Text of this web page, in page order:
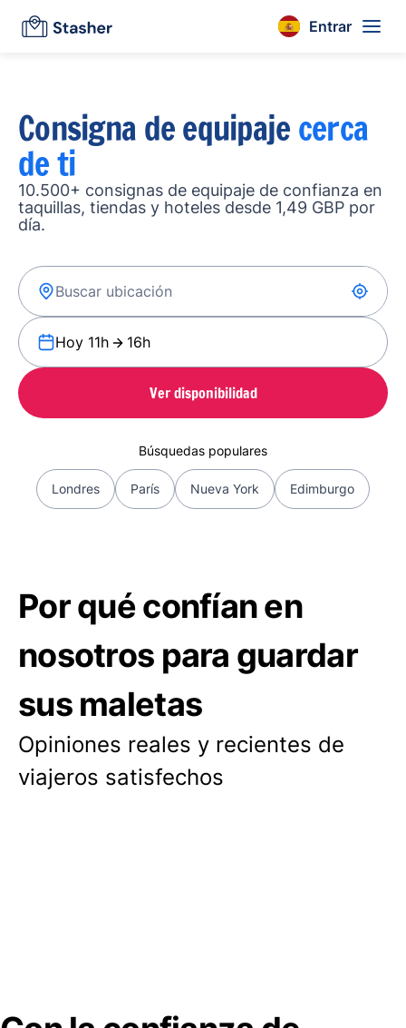
Entrar
Consigna de equipajecerca
de ti
10.500+ consignas de equipaje de confianza en
taquillas, tiendas y hoteles desde 1,49 GBP por
día.
Hoy 11h 16h
Ver disponibilidad
Búsquedas populares
Londres París Nueva York Edimburgo
Por qué confían en
nosotros para guardar
sus maletas
Opiniones reales y recientes de
viajeros satisfechos